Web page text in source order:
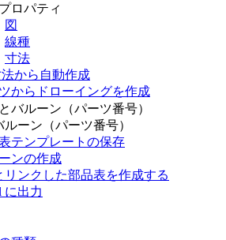
ロパティ
図
線種
寸法
から自動作成
からドローイングを作成
バルーン（パーツ番号）
ーン（パーツ番号）
テンプレートの保存
ンの作成
リンクした部品表を作成する
に出力